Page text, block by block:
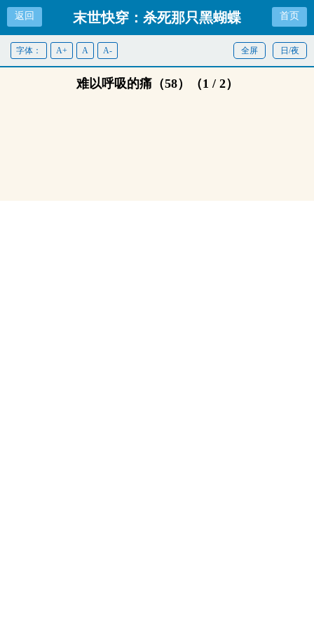
返回 末世快穿：杀死那只黑蝴蝶 首页
日/夜
全屏
字体： A+ A A-
难以呼吸的痛（58）（1 / 2）